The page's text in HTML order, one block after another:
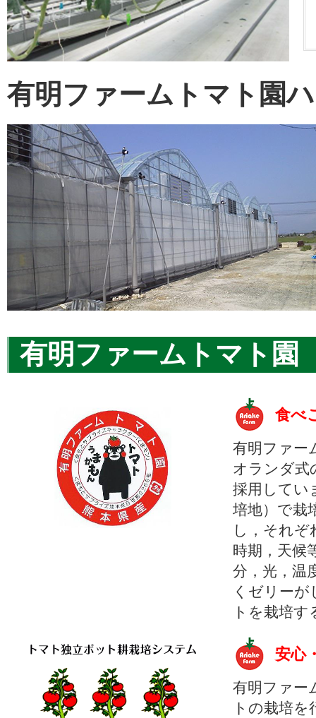
有明ファームトマト園
有明ファームトマト
食べ
有明ファー
オランダ式
採用してい
培地）で栽
し，それ
時期，天候
分，光，温
くゼリー
トを栽培
安心
有明ファー
トの栽培